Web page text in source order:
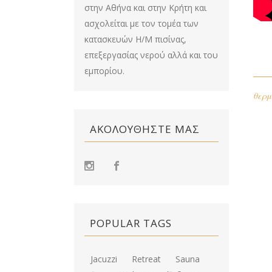
στην Αθήνα και στην Κρήτη και
ασχολείται με τον τομέα των
κατασκευών Η/Μ πισίνας,
επεξεργασίας νερού αλλά και του
εμπορίου.
ΑΚΟΛΟΥΘΉΣΤΕ ΜΑΣ
POPULAR TAGS
Jacuzzi Retreat
Sauna